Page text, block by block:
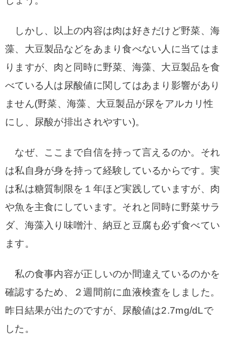
しかし、以上の内容は肉は好きだけど野菜、海
藻、大豆製品などをあまり食べない人に当てはま
りますが、肉と同時に野菜、海藻、大豆製品を食
べている人は尿酸値に関してはあまり影響があり
ません(野菜、海藻、大豆製品が尿をアルカリ性
にし、尿酸が排出されやすい)。
なぜ、ここまで自信を持って言えるのか。それ
は私自身が身を持って経験しているからです。実
は私は糖質制限を１年ほど実践していますが、肉
や魚を主食にしています。それと同時に野菜サラ
ダ、海藻入り味噌汁、納豆と豆腐も必ず食べてい
ます。
私の食事内容が正しいのか間違えているのかを
確認するため、２週間前に血液検査をしました。
昨日結果が出たのですが、尿酸値は2.7mg/dLで
した。